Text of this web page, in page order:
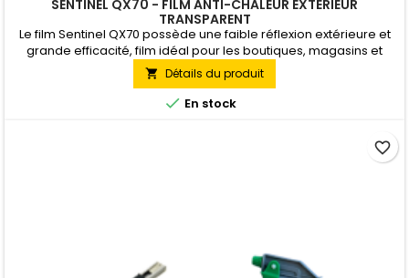
SENTINEL QX70 - FILM ANTI-CHALEUR EXTÉRIEUR
TRANSPARENT
Le film Sentinel QX70 possède une faible réflexion extérieure et
grande efficacité, film idéal pour les boutiques, magasins et
autres lieux pour lesquels la transparence est nécessaire.
L'aspect extérieur particulièrement discret ravira les personnes
à la recherche de luminosité mais souhaitant diminuer la
 Détails du produit
 En stock
favorite_border